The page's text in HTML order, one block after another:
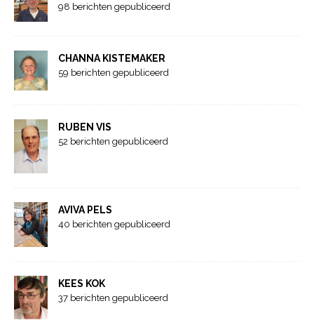
98 berichten gepubliceerd
CHANNA KISTEMAKER
59 berichten gepubliceerd
RUBEN VIS
52 berichten gepubliceerd
AVIVA PELS
40 berichten gepubliceerd
KEES KOK
37 berichten gepubliceerd